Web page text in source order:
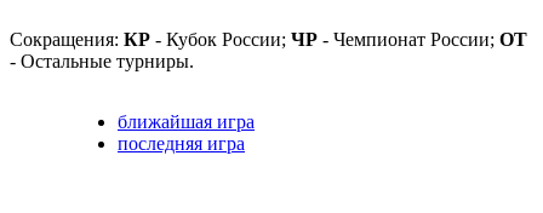
Сокращения: КР - Кубок России; ЧР - Чемпионат России; ОТ
- Остальные турниры.
ближайшая игра
последняя игра